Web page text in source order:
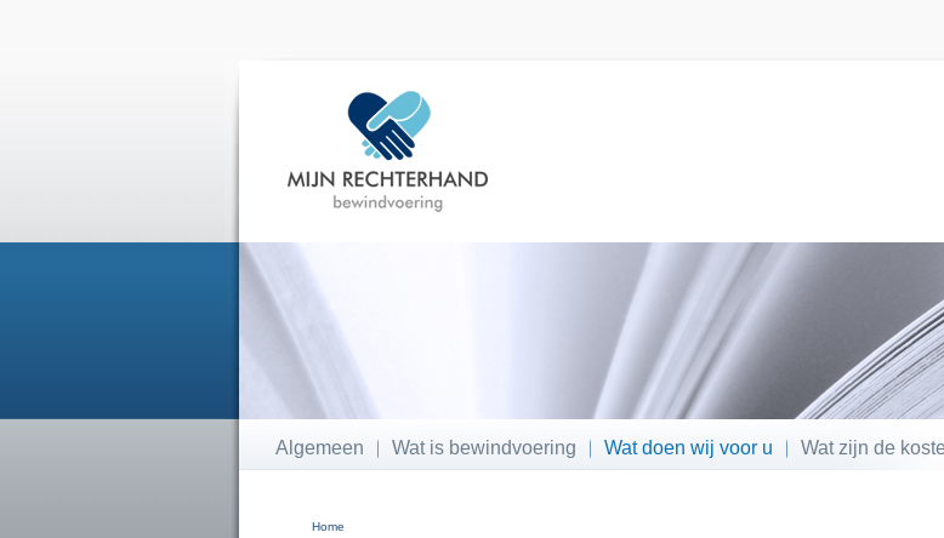
Algemeen Wat is bewindvoering Wat doen wij voor u Wat zijn de
Home